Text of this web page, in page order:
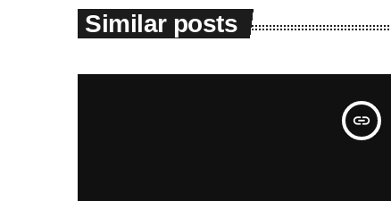
Similar posts
insert_link